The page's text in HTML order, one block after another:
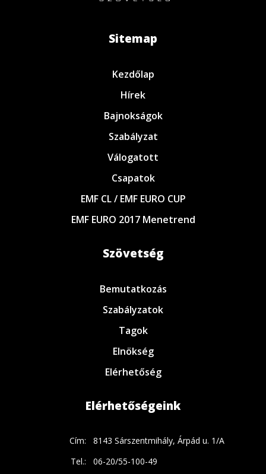
Sitemap
Kezdőlap
Hírek
Bajnokságok
Szabályzat
Válogatott
Csapatok
EMF CL / EMF EURO CUP
EMF EURO 2017 Menetrend
Szövetség
Bemutatkozás
Szabályzatok
Tagok
Elnökség
Elérhetőség
Elérhetőségeink
Cím:
8143 Sárszentmihály, Árpád u. 1/A
Tel.:
06-20/55-100-49